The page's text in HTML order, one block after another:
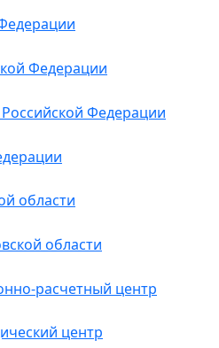
Федерации
Федерации
области
области
расчетный центр
центр